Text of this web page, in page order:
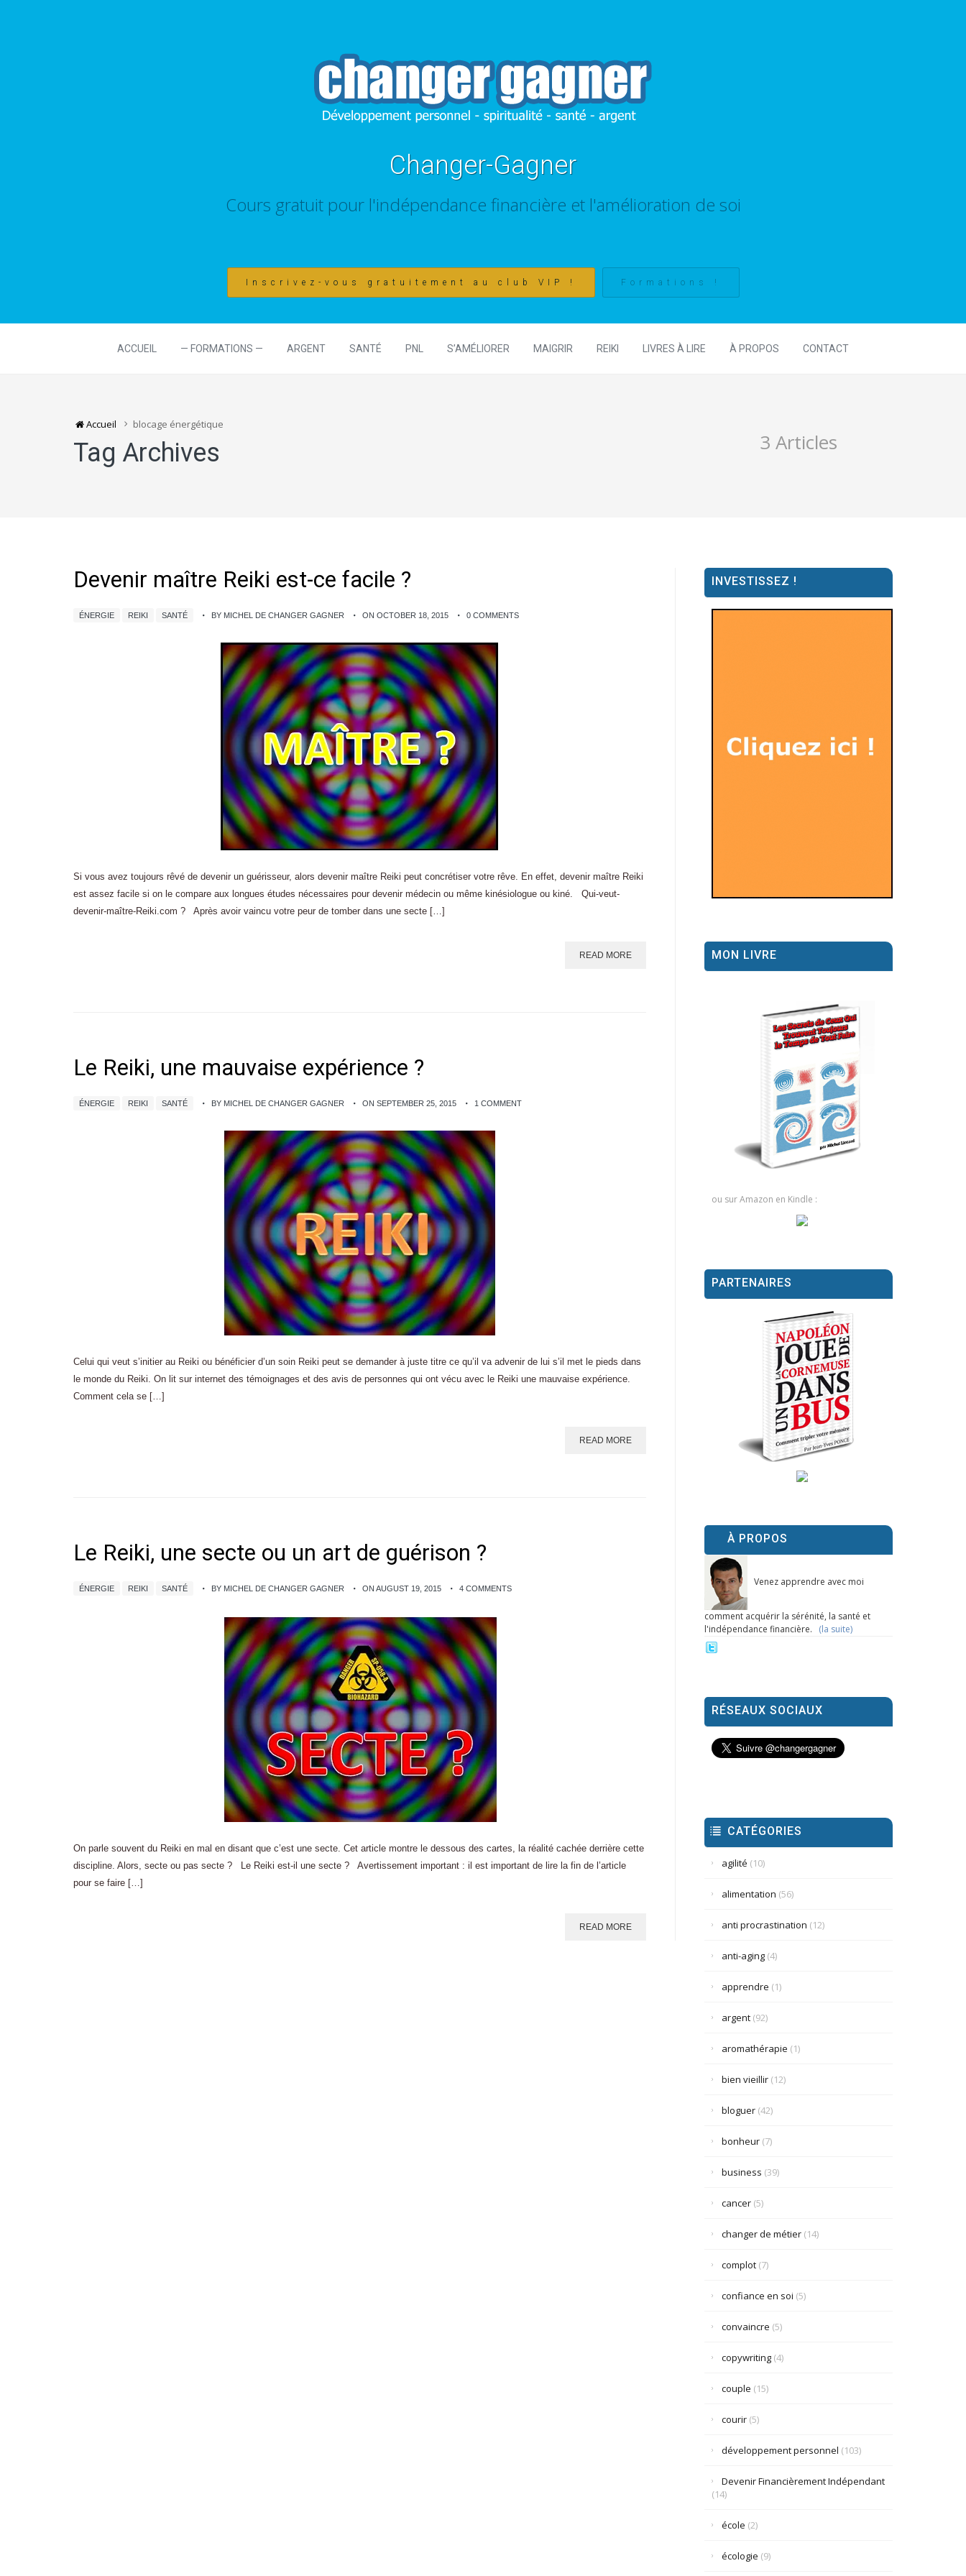
Changer-Gagner
Cours gratuit pour l'indépendance financière et l'amélioration de soi
Inscrivez-vous gratuitement au club VIP ! Formations !
ACCUEIL — FORMATIONS — ARGENT SANTÉ PNL S’AMÉLIORER MAIGRIR REIKI LIVRES À LIRE À PROPOS CONTACT
Accueil blocage énergétique
Tag Archives 3 Articles
Devenir maître Reiki est-ce facile ?
ÉNERGIE REIKI SANTÉ BY MICHEL DE CHANGER GAGNER ON OCTOBER 18, 2015 0 COMMENTS
Si vous avez toujours rêvé de devenir un guérisseur, alors devenir maître Reiki peut concrétiser votre rêve. En effet, devenir maître Reiki
est assez facile si on le compare aux longues études nécessaires pour devenir médecin ou même kinésiologue ou kiné. Qui-veut-
devenir-maître-Reiki.com ? Après avoir vaincu votre peur de tomber dans une secte […]
READ MORE
Le Reiki, une mauvaise expérience ?
ÉNERGIE REIKI SANTÉ BY MICHEL DE CHANGER GAGNER ON SEPTEMBER 25, 2015 1 COMMENT
Celui qui veut s’initier au Reiki ou bénéficier d’un soin Reiki peut se demander à juste titre ce qu’il va advenir de lui s’il met le pieds dans
le monde du Reiki. On lit sur internet des témoignages et des avis de personnes qui ont vécu avec le Reiki une mauvaise expérience.
Comment cela se […]
READ MORE
Le Reiki, une secte ou un art de guérison ?
ÉNERGIE REIKI SANTÉ BY MICHEL DE CHANGER GAGNER ON AUGUST 19, 2015 4 COMMENTS
On parle souvent du Reiki en mal en disant que c’est une secte. Cet article montre le dessous des cartes, la réalité cachée derrière cette
discipline. Alors, secte ou pas secte ? Le Reiki est-il une secte ? Avertissement important : il est important de lire la fin de l’article
pour se faire […]
READ MORE
INVESTISSEZ !
MON LIVRE
ou sur Amazon en Kindle :
PARTENAIRES
À PROPOS
Venez apprendre avec moi
comment acquérir la sérénité, la santé et
l'indépendance financière. (la suite)
RÉSEAUX SOCIAUX
CATÉGORIES
agilité (10)
alimentation (56)
anti procrastination (12)
anti-aging(4)
apprendre (1)
argent(92)
aromathérapie (1)
bien vieillir(12)
bloguer(42)
bonheur(7)
business (39)
cancer(5)
changer de métier(14)
complot(7)
confiance en soi (5)
convaincre (5)
copywriting(4)
couple (15)
courir(5)
développement personnel (103)
Devenir Financièrement Indépendant
(14)
école (2)
écologie (9)